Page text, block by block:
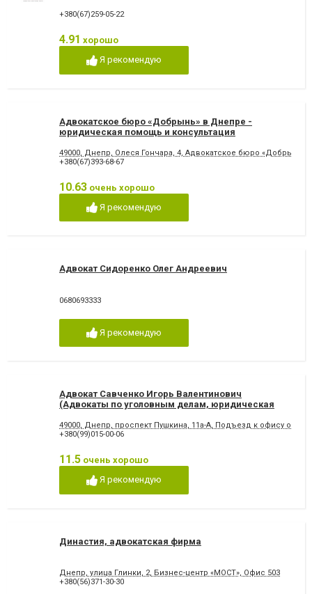
+380(67)259-05-22
4.91 хорошо
Я рекомендую
Адвокатское бюро «Добрынь» в Днепре -
юридическая помощь и консультация
49000, Днепр, Олеся Гончара, 4, Адвокатское бюро «Добрынь»
+380(67)393-68-67
10.63 очень хорошо
Я рекомендую
Адвокат Сидоренко Олег Андреевич
0680693333
Я рекомендую
Адвокат Савченко Игорь Валентинович
(Адвокаты по уголовным делам, юридическая
49000, Днепр, проспект Пушкина, 11а-А, Подъезд к офису
+380(99)015-00-06
11.5 очень хорошо
Я рекомендую
Династия, адвокатская фирма
Днепр, улица Глинки, 2, Бизнес-центр «МОСТ», Офис 503
+380(56)371-30-30